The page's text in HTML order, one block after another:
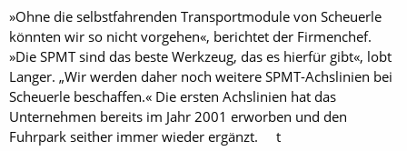
»Ohne die selbstfahrenden Transportmodule von Scheuerle
könnten wir so nicht vorgehen«, berichtet der Firmenchef.
»Die SPMT sind das beste Werkzeug, das es hierfür gibt«, lobt
Langer. „Wir werden daher noch weitere SPMT-Achslinien bei
Scheuerle beschaffen.« Die ersten Achslinien hat das
Unternehmen bereits im Jahr 2001 erworben und den
Fuhrpark seither immer wieder ergänzt. t